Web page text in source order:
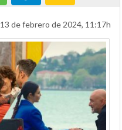
13 de febrero de 2024, 11:17h